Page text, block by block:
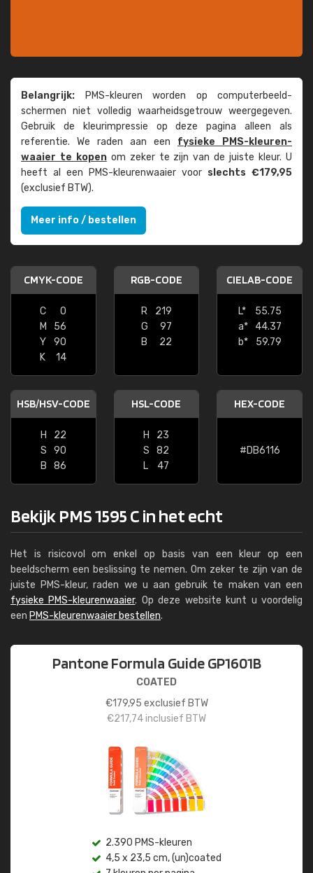
Belangrijk: PMS-kleuren worden op computer­beeld­
schermen niet volledig waarheids­­getrouw weer­gegeven.
Gebruik de kleur­impressie op deze pagina alleen als
referentie. We raden aan een fysieke PMS-kleuren­
waaier te kopenom zeker te zijn van de juiste kleur. U
heeft al een PMS-kleuren­waaier voor slechts €179,95
(exclusief BTW).
Meer info / bestellen
CMYK-CODE
C
0
M
56
Y
90
K
14
RGB-CODE
R
219
G
97
B
22
CIELAB-CODE
L*
55.75
a*
44.37
b*
59.79
HSB/HSV-CODE
H
22
S
90
B
86
HSL-CODE
H
23
S
82
L
47
HEX-CODE
#DB6116
Bekijk PMS 1595 C in het echt
Het is risicovol om enkel op basis van een kleur op een
beeldscherm een beslissing te nemen. Om zeker te zijn van de
juiste PMS-kleur, raden we u aan gebruik te maken van een
fysieke PMS-kleurenwaaier. Op deze website kunt u voordelig
een PMS-kleurenwaaier bestellen.
Pantone Formula Guide GP1601B
COATED
€179,95 exclusief BTW
€217,74inclusief BTW
2.390 PMS-kleuren
4,5 x 23,5 cm, (un)coated